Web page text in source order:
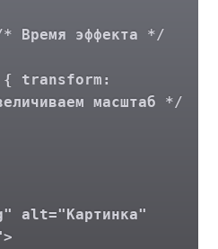
эффекта */
{ transform:
масштаб */
alt="Картинка"